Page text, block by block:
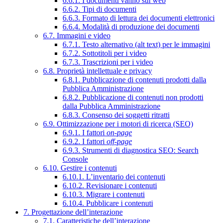
6.6.2. Tipi di documenti
6.6.3. Formato di lettura dei documenti elettronici
6.6.4. Modalità di produzione dei documenti
6.7. Immagini e video
6.7.1. Testo alternativo (alt text) per le immagini
6.7.2. Sottotitoli per i video
6.7.3. Trascrizioni per i video
6.8. Proprietà intellettuale e privacy
6.8.1. Pubblicazione di contenuti prodotti dalla
Pubblica Amministrazione
6.8.2. Pubblicazione di contenuti non prodotti
dalla Pubblica Amministrazione
6.8.3. Consenso dei soggetti ritratti
6.9. Ottimizzazione per i motori di ricerca (SEO)
6.9.1. I fattori on-page
6.9.2. I fattori off-page
6.9.3. Strumenti di diagnostica SEO: Search
Console
6.10. Gestire i contenuti
6.10.1. L’inventario dei contenuti
6.10.2. Revisionare i contenuti
6.10.3. Migrare i contenuti
6.10.4. Pubblicare i contenuti
7. Progettazione dell’interazione
7.1. Caratteristiche dell’interazione